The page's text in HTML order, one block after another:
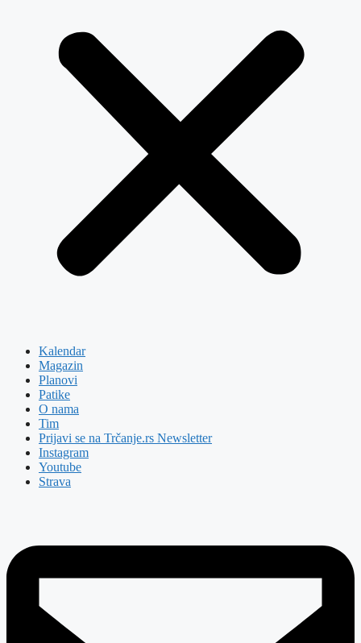
Kalendar
Magazin
Planovi
Patike
O nama
Tim
Prijavi se na Trčanje.rs Newsletter
Instagram
Youtube
Strava